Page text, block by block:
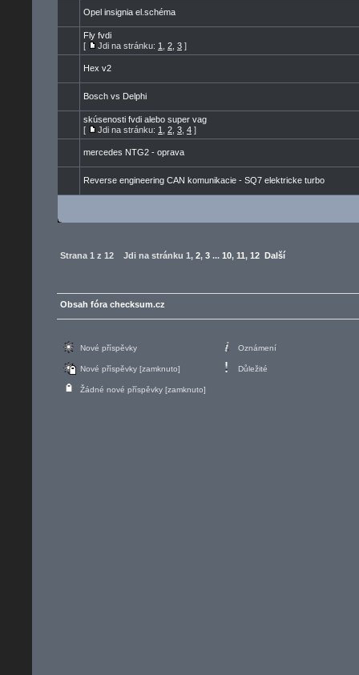
Opel insignia el.schéma
Fly fvdi
[
Jdi na stránku: 1 2 3 ]
Hex v2
Bosch vs Delphi
skúsenosti fvdi alebo super vag
[
Jdi na stránku: 1 2 3 4 ]
mercedes NTG2 - oprava
Reverse engineering CAN komunikacie - SQ7 elektricke turbo
Strana 1 z 12 Jdi na stránku 1, 2, 3 ... 10, 11, 12 Další
Obsah fóra checksum.cz
Nové příspěvky Oznámení
Nové příspěvky [zamknuto] Důležité
Žádné nové příspěvky [zamknuto]